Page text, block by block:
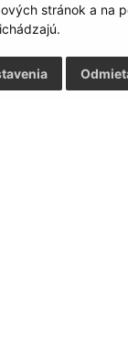
stránok a na